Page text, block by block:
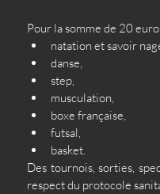
Pour la somme de 20
natation et savoir
danse,
step,
musculation,
boxe française,
futsal,
basket.
Des tournois, sorties,
respect du protocole